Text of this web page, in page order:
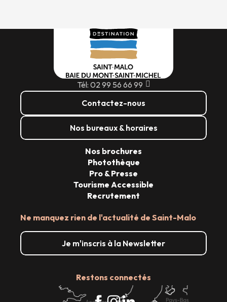
Tél: 02 99 56 66 99
Contactez-nous
Nos bureaux & horaires
Ne manquez rien de l'actualité de Saint-Malo
Je m'inscris à la Newsletter
Restons connectés
Nos brochures
Photothèque
Pro & Presse
Tourisme Accessible
Recrutement